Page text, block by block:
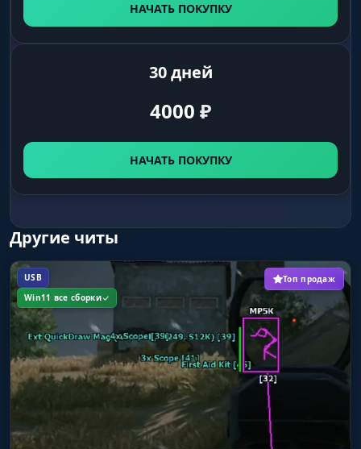
Кастомный прицел по центру экрана
Info Panel
Customization
Настройка цветов, размеров шрифта,
прозрачности и толщины линий.
НАЧАТЬ ПОКУПКУ
30 дней
4000 ₽
НАЧАТЬ ПОКУПКУ
Другие читы
USB
Win11 все сборки
Топ продаж